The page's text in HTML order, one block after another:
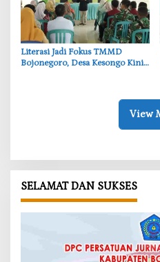
‎Literasi Jadi Fokus TMMD
Bojonegoro, Desa Kesongo Kini
View
SELAMAT DAN SUKSES